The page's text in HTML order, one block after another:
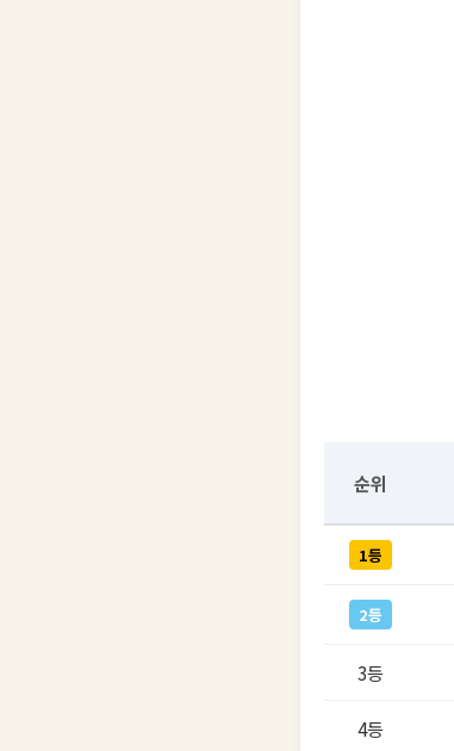
순위
1등
2등
3등
4등